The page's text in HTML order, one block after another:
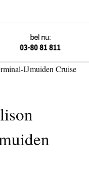
IJmuiden Cruise